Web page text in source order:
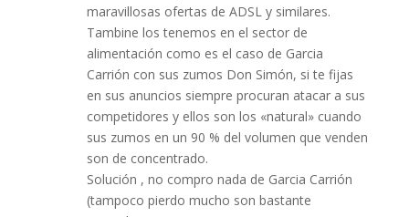
maravillosas ofertas de ADSL y similares.
Tambine los tenemos en el sector de
alimentación como es el caso de Garcia
Carrión con sus zumos Don Simón, si te fijas
en sus anuncios siempre procuran atacar a sus
competidores y ellos son los «natural» cuando
sus zumos en un 90 % del volumen que venden
son de concentrado.
Solución , no compro nada de Garcia Carrión
(tampoco pierdo mucho son bastante